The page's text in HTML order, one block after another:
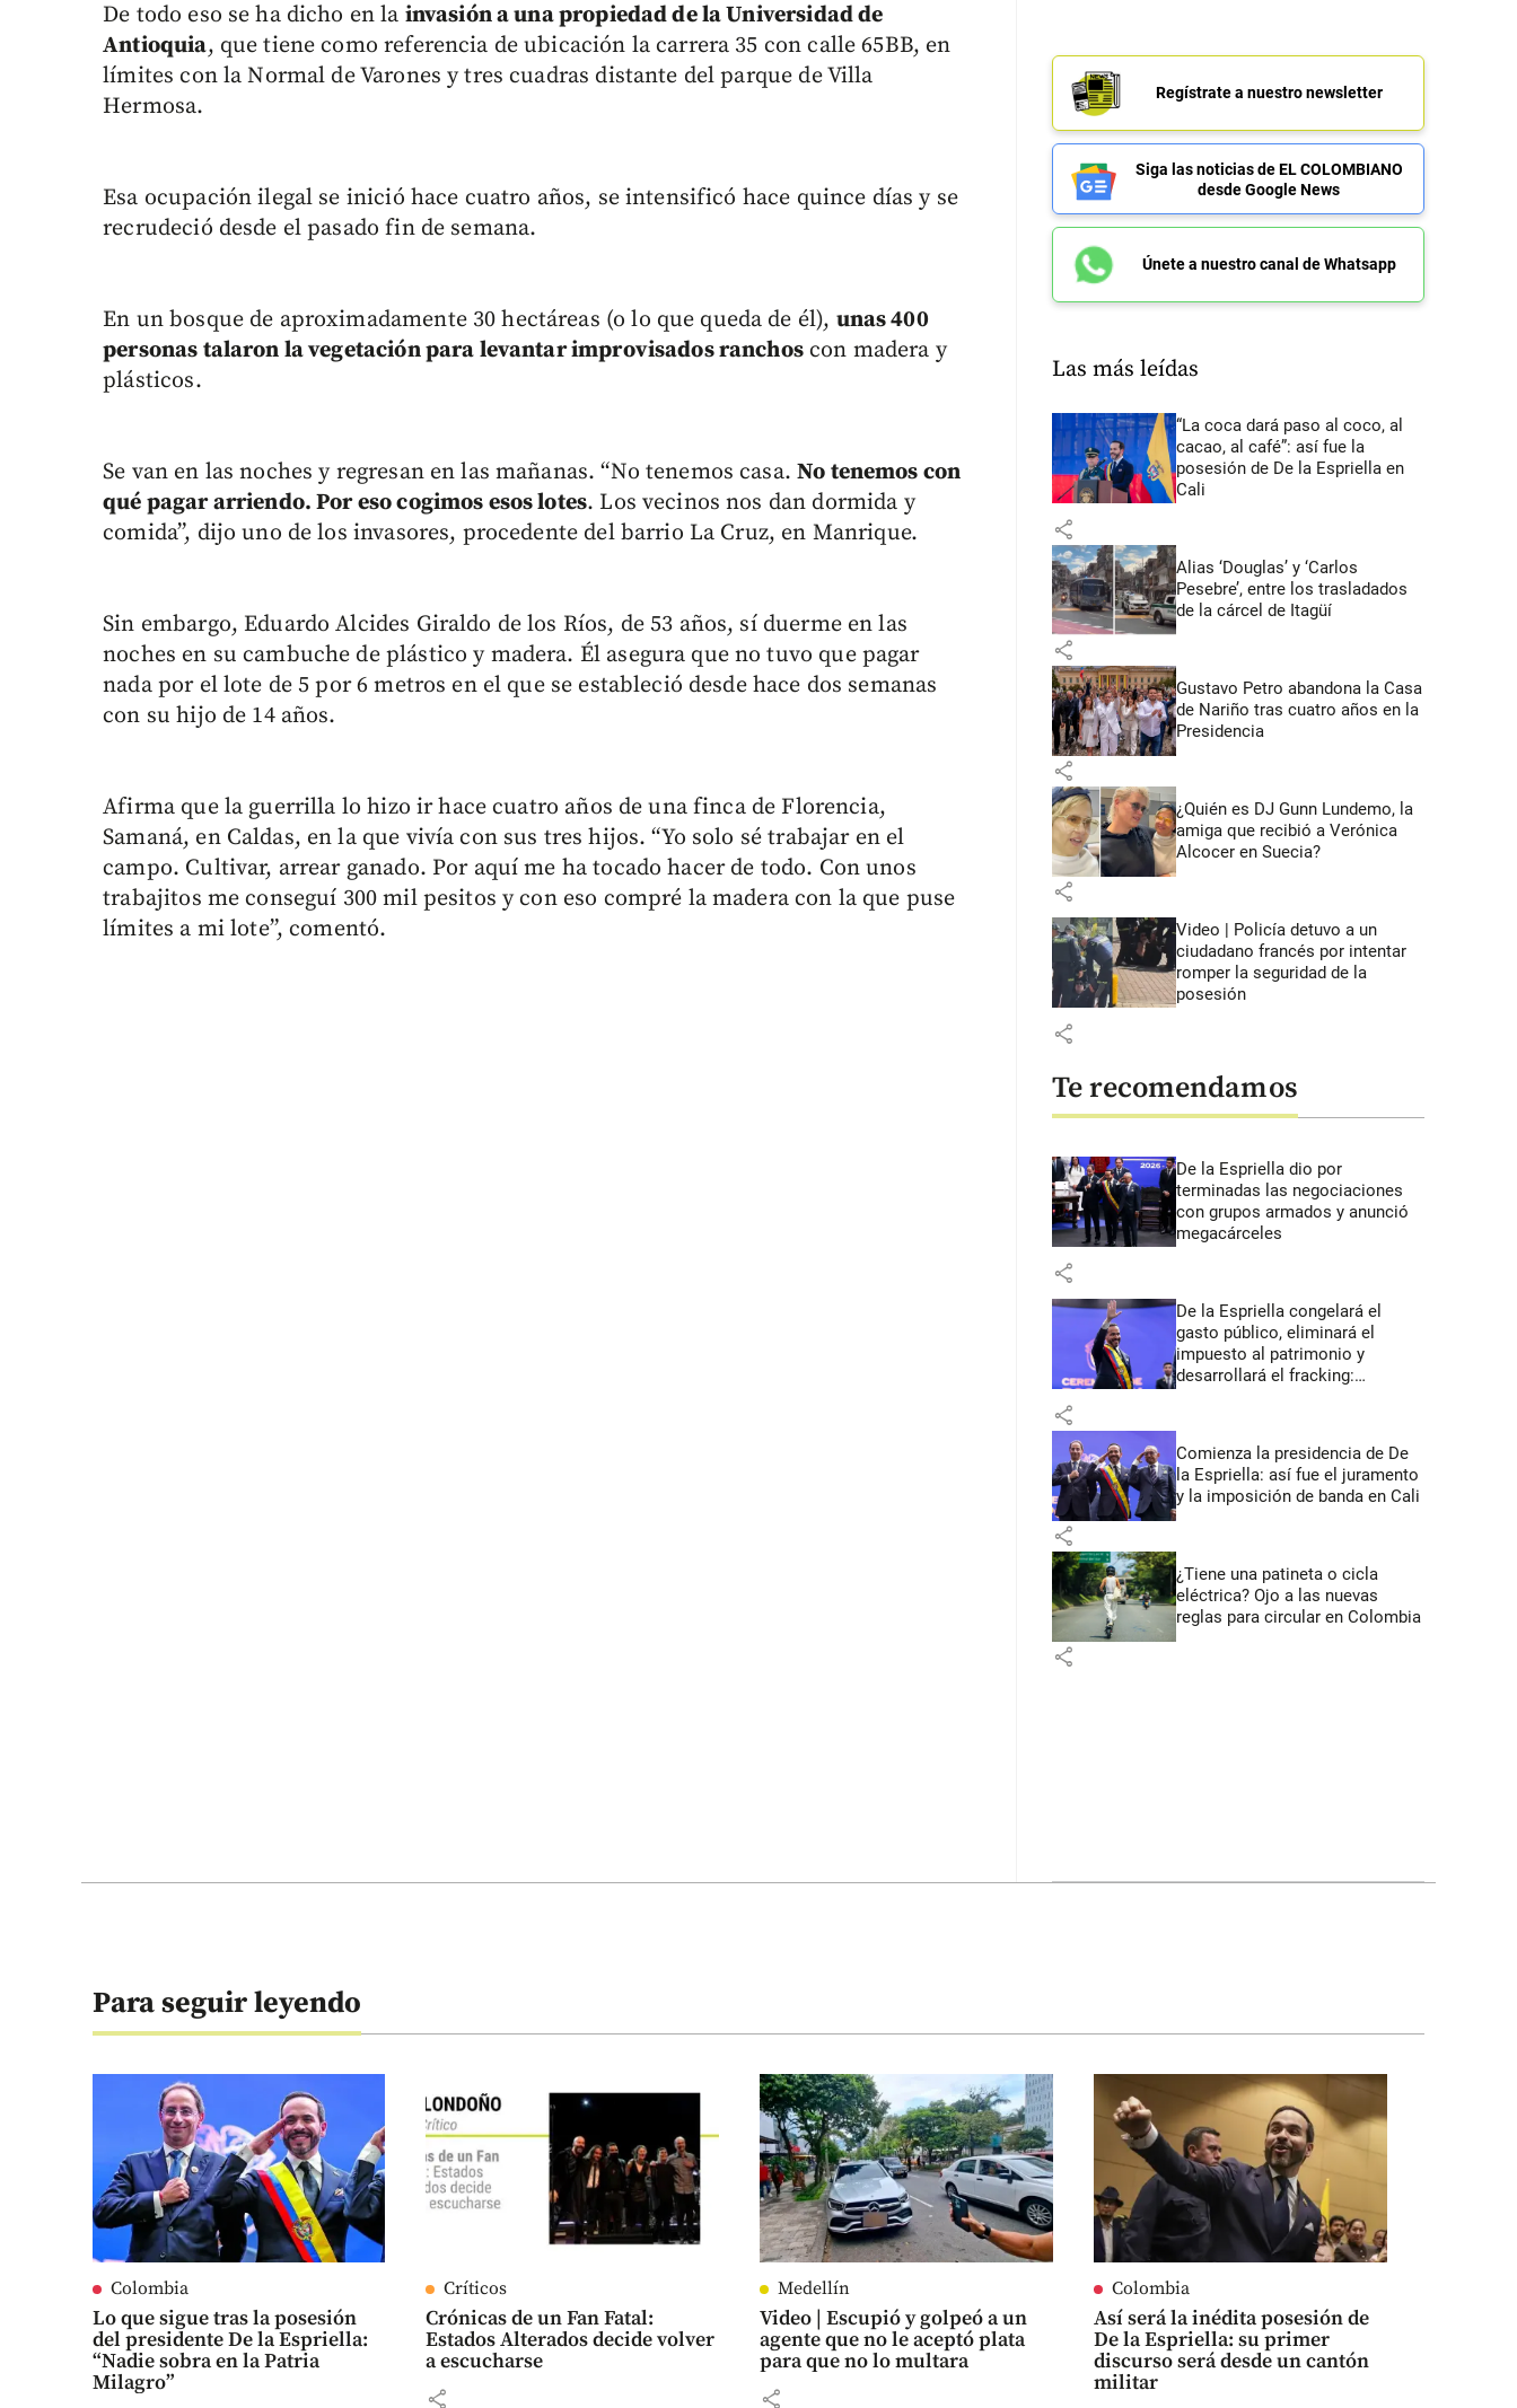
De todo eso se ha dicho en la invasión a una propiedad de la Universidad de
Antioquia, que tiene como referencia de ubicación la carrera 35 con calle 65BB, en
límites con la Normal de Varones y tres cuadras distante del parque de Villa
Hermosa.
Esa ocupación ilegal se inició hace cuatro años, se intensificó hace quince días y se
recrudeció desde el pasado fin de semana.
En un bosque de aproximadamente 30 hectáreas (o lo que queda de él), unas 400
personas talaron la vegetación para levantar improvisados ranchoscon madera y
plásticos.
Se van en las noches y regresan en las mañanas. “No tenemos casa.No tenemos con
qué pagar arriendo. Por eso cogimos esos lotes. Los vecinos nos dan dormida y
comida”, dijo uno de los invasores, procedente del barrio La Cruz, en Manrique.
Sin embargo, Eduardo Alcides Giraldo de los Ríos, de 53 años, sí duerme en las
noches en su cambuche de plástico y madera. Él asegura que no tuvo que pagar
nada por el lote de 5 por 6 metros en el que se estableció desde hace dos semanas
con su hijo de 14 años.
Afirma que la guerrilla lo hizo ir hace cuatro años de una finca de Florencia,
Samaná, en Caldas, en la que vivía con sus tres hijos. “Yo solo sé trabajar en el
campo. Cultivar, arrear ganado. Por aquí me ha tocado hacer de todo. Con unos
trabajitos me conseguí 300 mil pesitos y con eso compré la madera con la que puse
límites a mi lote”, comentó.
Regístrate a nuestro newsletter
Siga las noticias de EL COLOMBIANO
desde Google News
Únete a nuestro canal de Whatsapp
Las más leídas
“La coca dará paso al coco, al
cacao, al café”: así fue la
posesión de De la Espriella en
Cali
share
Alias ‘Douglas’ y ‘Carlos
Pesebre’, entre los trasladados
de la cárcel de Itagüí
share
Gustavo Petro abandona la Casa
de Nariño tras cuatro años en la
Presidencia
share
¿Quién es DJ Gunn Lundemo, la
amiga que recibió a Verónica
Alcocer en Suecia?
share
Video | Policía detuvo a un
ciudadano francés por intentar
romper la seguridad de la
posesión
share
Te recomendamos
De la Espriella dio por
terminadas las negociaciones
con grupos armados y anunció
megacárceles
share
De la Espriella congelará el
gasto público, eliminará el
impuesto al patrimonio y
desarrollará el fracking:
share
Comienza la presidencia de De
la Espriella: así fue el juramento
y la imposición de banda en Cali
share
¿Tiene una patineta o cicla
eléctrica? Ojo a las nuevas
reglas para circular en Colombia
share
Para seguir leyendo
Colombia
Lo que sigue tras la posesión
del presidente De la Espriella:
“Nadie sobra en la Patria
Milagro”
Críticos
Crónicas de un Fan Fatal:
Estados Alterados decide volver
a escucharse
share
Medellín
Video | Escupió y golpeó a un
agente que no le aceptó plata
para que no lo multara
share
Colombia
Así será la inédita posesión de
De la Espriella: su primer
discurso será desde un cantón
militar